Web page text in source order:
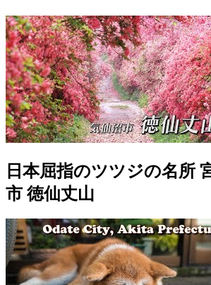
日本屈指のツツジの名所
市 徳仙丈山